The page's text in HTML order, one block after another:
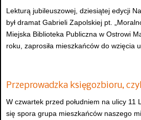
Lekturą jubileuszowej, dziesiątej edycji
był dramat Gabrieli Zapolskiej pt.
Miejska Biblioteka Publiczna w Ostrowi
roku, zaprosiła mieszkańców do wzięcia
Przeprowadzka księgozbioru,
W czwartek przed południem na ulicy 11
się spora grupa mieszkańców naszego